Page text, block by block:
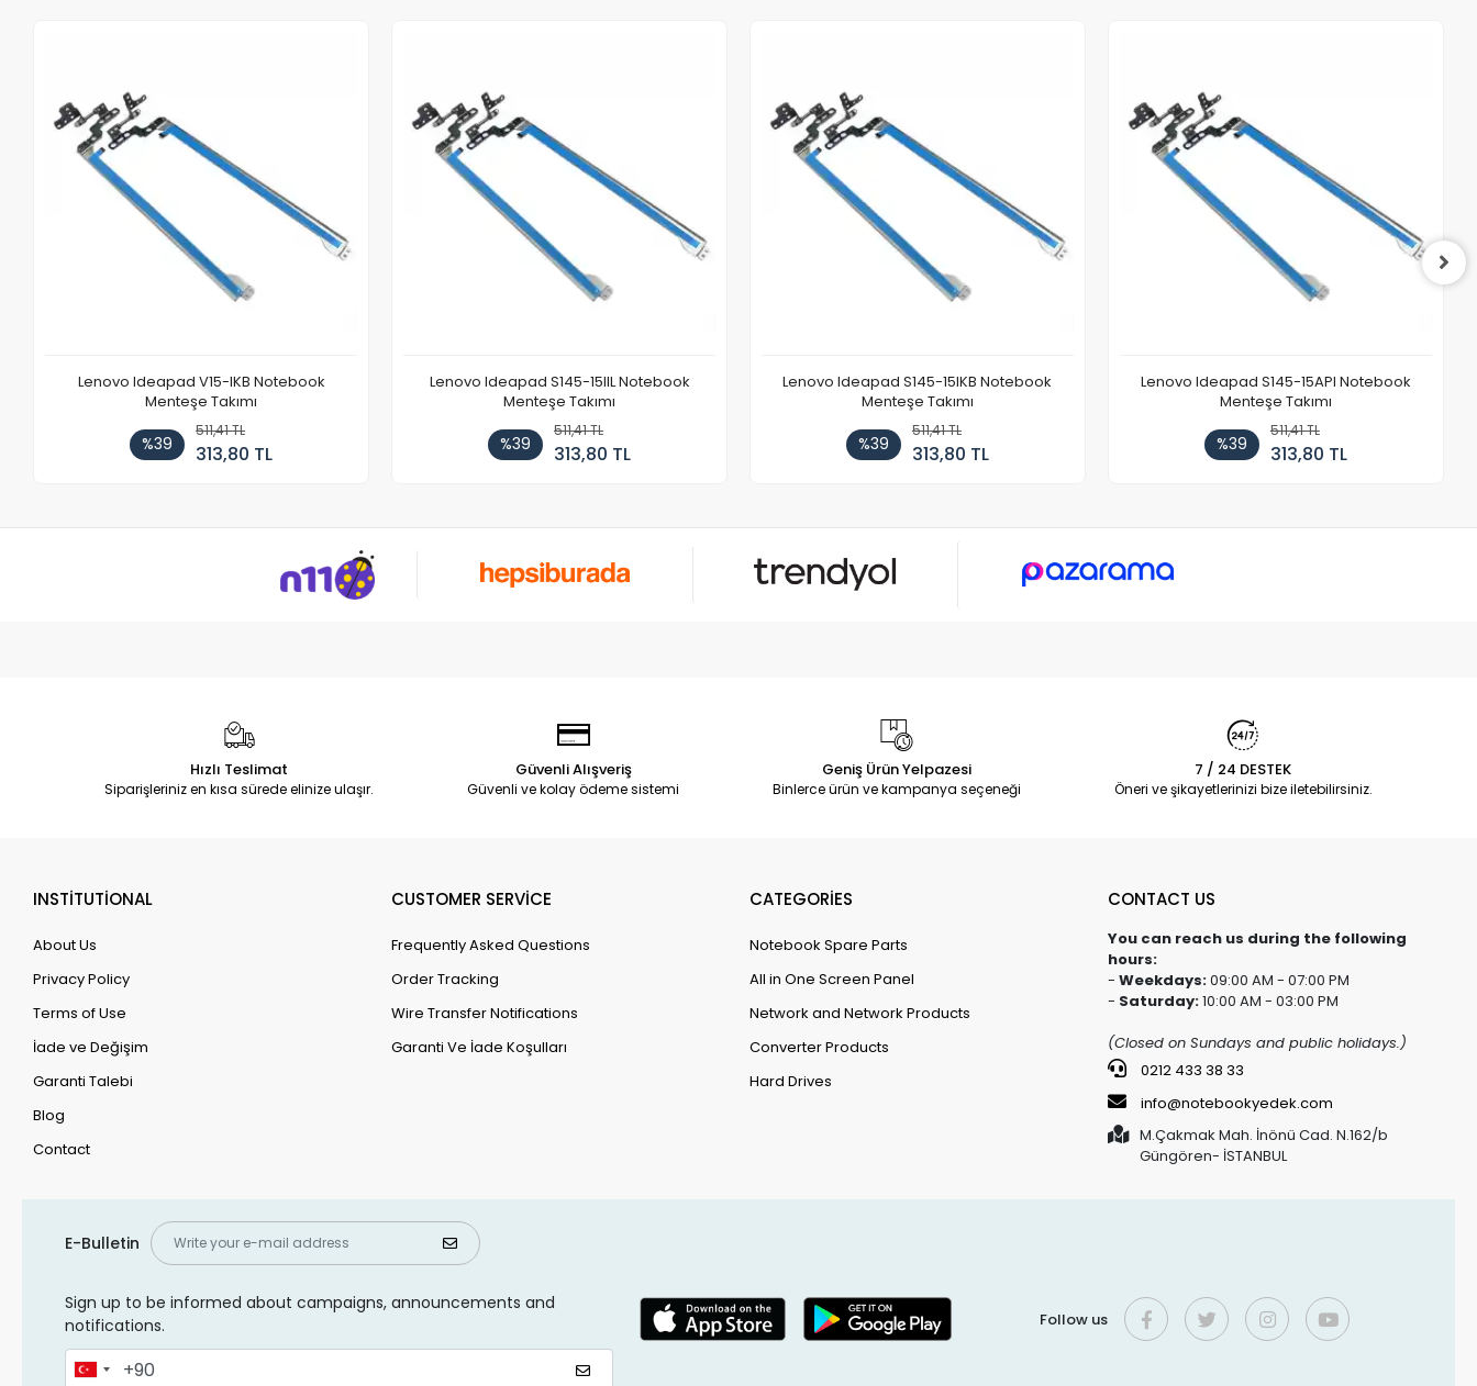
Lenovo Ideapad V15-IKB Notebook
Menteşe Takımı
%39
511,41 TL
313,80 TL
Lenovo Ideapad S145-15IIL Notebook
Menteşe Takımı
%39
511,41 TL
313,80 TL
Lenovo Ideapad S145-15IKB Notebook
Menteşe Takımı
%39
511,41 TL
313,80 TL
Lenovo Ideapad S145-15API Notebook
Menteşe Takımı
%39
511,41 TL
313,80 TL
Hızlı Teslimat
Siparişleriniz en kısa sürede elinize ulaşır.
Güvenli Alışveriş
Güvenli ve kolay ödeme sistemi
Geniş Ürün Yelpazesi
Binlerce ürün ve kampanya seçeneği
7 / 24 DESTEK
Öneri ve şikayetlerinizi bize iletebilirsiniz.
INSTİTUTİONAL
About Us
Privacy Policy
Terms of Use
İade ve Değişim
Garanti Talebi
Blog
Contact
CUSTOMER SERVİCE
Frequently Asked Questions
Order Tracking
Wire Transfer Notifications
Garanti Ve İade Koşulları
CATEGORİES
Notebook Spare Parts
All in One Screen Panel
Network and Network Products
Converter Products
Hard Drives
CONTACT US
You can reach us during the following
hours:
- Weekdays:09:00 AM - 07:00 PM
- Saturday:10:00 AM - 03:00 PM
(Closed on Sundays and public holidays.)
0212 433 38 33
info@notebookyedek.com
M.Çakmak Mah. İnönü Cad. N.162/b
Güngören- İSTANBUL
E-Bulletin
Sign up to be informed about campaigns, announcements and
notifications.
Follow us